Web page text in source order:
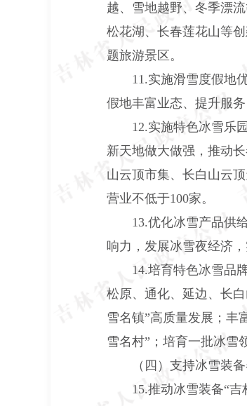
越、雪地越野、冬季漂
松花湖、长春莲花山等
题旅游景区。
11.实施滑雪度假地优
假地丰富业态、提升服
12.实施特色冰雪乐园
新天地做大做强，推动
山云顶市集、长白山云
营业不低于100家。
13.优化冰雪产品供给
响力，发展冰雪夜经济
14.培育特色冰雪品牌
松原、通化、延边、长
雪名镇”高质量发展；丰
雪名村”；培育一批冰雪
（四）支持冰雪装备
15.推动冰雪装备“吉